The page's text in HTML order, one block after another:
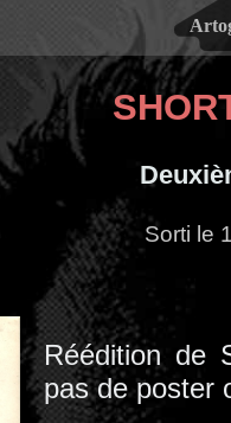
Sorti le
Réédition de
pas de poster